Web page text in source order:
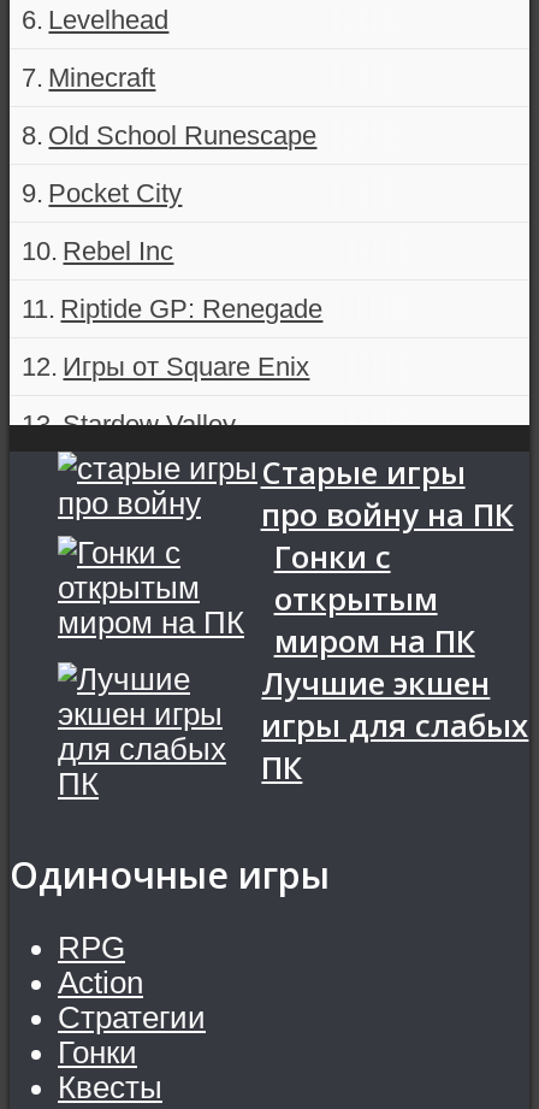
Levelhead
Minecraft
Old School Runescape
Pocket City
Rebel Inc
Riptide GP: Renegade
Игры от Square Enix
Stardew Valley
This War of Mine
Tsuro
Старые игры
про войну на ПК
Гонки с
открытым
миром на ПК
Лучшие экшен
игры для слабых
ПК
Одиночные игры
RPG
Action
Стратегии
Гонки
Квесты